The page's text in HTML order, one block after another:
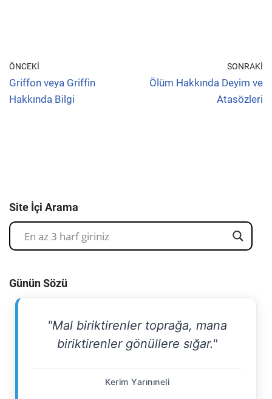
ÖNCEKI
Griffon veya Griffin
Hakkında Bilgi
SONRAKI
Ölüm Hakkında Deyim ve
Atasözleri
Site İçi Arama
Günün Sözü
"Mal biriktirenler toprağa, mana
biriktirenler gönüllere sığar."
Kerim Yarınıneli